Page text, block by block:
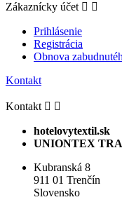
Zákaznícky účet  
Prihlásenie
Registrácia
Obnova
Kontakt
Kontakt  
hotelovytextil.sk
UNIONTEX
Kubranská 8
911 01 Trenčín
Slovensko